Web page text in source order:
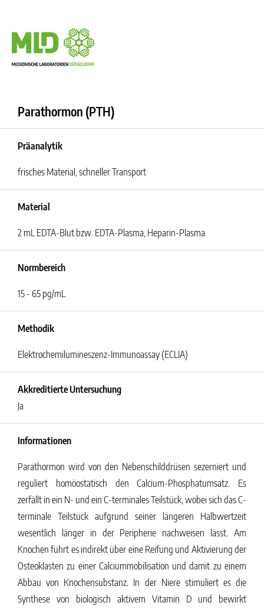
Parathormon (PTH)
Präanalytik
frisches Material, schneller Transport
Material
2 mL EDTA-Blut bzw. EDTA-Plasma, Heparin-Plasma
Normbereich
15 - 65 pg/mL
Methodik
Elektrochemilumineszenz-Immunoassay (ECLIA)
Akkreditierte Untersuchung
Ja
Informationen
Parathormon wird von den Nebenschilddrüsen sezerniert und
reguliert homöostatisch den Calcium-Phosphatumsatz. Es
zerfällt in ein N- und ein C-terminales Teilstück, wobei sich das C-
terminale Teilstück aufgrund seiner längeren Halbwertzeit
wesentlich länger in der Peripherie nachweisen lässt. Am
Knochen führt es indirekt über eine Reifung und Aktivierung der
Osteoklasten zu einer Calciummobilisation und damit zu einem
Abbau von Knochensubstanz. In der Niere stimuliert es die
Synthese von biologisch aktivem Vitamin D und bewirkt